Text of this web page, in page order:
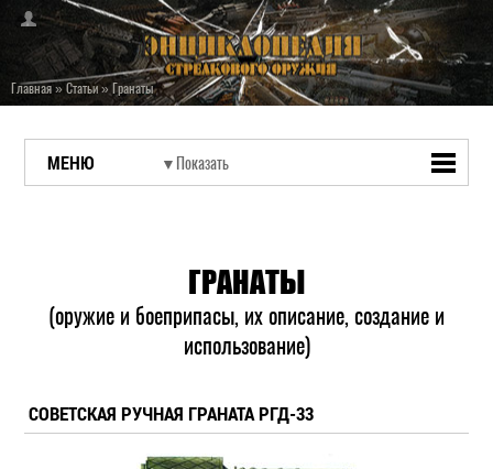
Главная»Статьи»Гранаты
МЕНЮ
ГРАНАТЫ
(оружие и боеприпасы, их описание, создание и
использование)
СОВЕТСКАЯ РУЧНАЯ ГРАНАТА РГД-33